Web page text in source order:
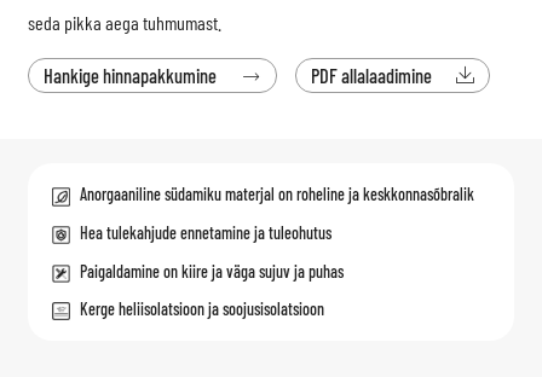
seda pikka aega tuhmumast.
Hankige hinnapakkumine  PDF allalaadimine 
Anorgaaniline südamiku materjal on roheline ja keskkonnasõbralik
Hea tulekahjude ennetamine ja tuleohutus
Paigaldamine on kiire ja väga sujuv ja puhas
Kerge heliisolatsioon ja soojusisolatsioon